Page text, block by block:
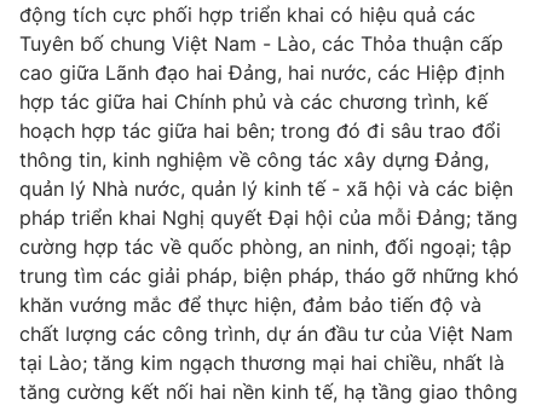
Thị trường
Tư vấn
Lịch phát sóng
Chuyên mục khác
Emagazine Podcast
Photo Infographic
Video Shorts video
VTV Money VTV Thể thao
động tích cực phối hợp triển khai có hiệu quả các
Tuyên bố chung Việt Nam - Lào, các Thỏa thuận cấp
cao giữa Lãnh đạo hai Đảng, hai nước, các Hiệp định
hợp tác giữa hai Chính phủ và các chương trình, kế
hoạch hợp tác giữa hai bên; trong đó đi sâu trao đổi
thông tin, kinh nghiệm về công tác xây dựng Đảng,
quản lý Nhà nước, quản lý kinh tế - xã hội và các biện
pháp triển khai Nghị quyết Đại hội của mỗi Đảng; tăng
cường hợp tác về quốc phòng, an ninh, đối ngoại; tập
trung tìm các giải pháp, biện pháp, tháo gỡ những khó
khăn vướng mắc để thực hiện, đảm bảo tiến độ và
chất lượng các công trình, dự án đầu tư của Việt Nam
tại Lào; tăng kim ngạch thương mại hai chiều, nhất là
tăng cường kết nối hai nền kinh tế, hạ tầng giao thông